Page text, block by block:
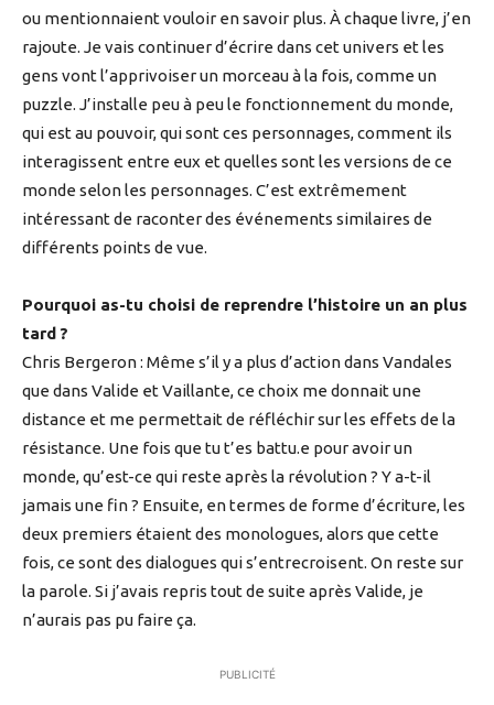
ou mentionnaient vouloir en savoir plus. À chaque livre, j’en
rajoute. Je vais continuer d’écrire dans cet univers et les
gens vont l’apprivoiser un morceau à la fois, comme un
puzzle. J’installe peu à peu le fonctionnement du monde,
qui est au pouvoir, qui sont ces personnages, comment ils
interagissent entre eux et quelles sont les versions de ce
monde selon les personnages. C’est extrêmement
intéressant de raconter des événements similaires de
différents points de vue.
Pourquoi as-tu choisi de reprendre l’histoire un an plus
tard ?
Chris Bergeron : Même s’il y a plus d’action dans Vandales
que dans Valide et Vaillante, ce choix me donnait une
distance et me permettait de réfléchir sur les effets de la
résistance. Une fois que tu t’es battu.e pour avoir un
monde, qu’est-ce qui reste après la révolution ? Y a-t-il
jamais une fin ? Ensuite, en termes de forme d’écriture, les
deux premiers étaient des monologues, alors que cette
fois, ce sont des dialogues qui s’entrecroisent. On reste sur
la parole. Si j’avais repris tout de suite après Valide, je
n’aurais pas pu faire ça.
PUBLICITÉ